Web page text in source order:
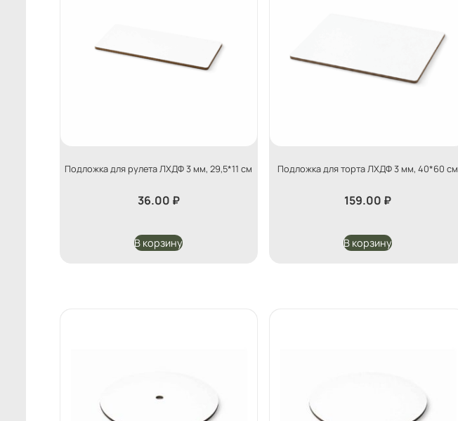
Подложка для рулета ЛХДФ 3 мм, 29,5*11 см
36.00 ₽
В корзину
Подложка для торта ЛХДФ 3 мм, 40*60 см
159.00 ₽
В корзину